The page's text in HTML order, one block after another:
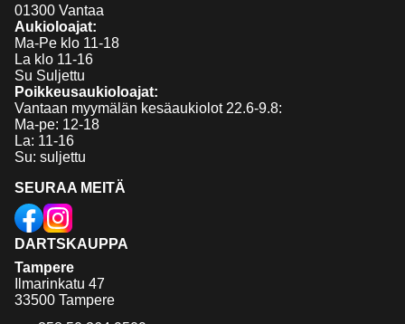
DARTSKAUPPA
Tampere
Ilmarinkatu 47
33500 Tampere
SEURAA MEITÄ
01300 Vantaa
Aukioloajat:
Ma-Pe klo 11-18
La klo 11-16
Su Suljettu
Poikkeusaukioloajat:
Vantaan myymälän kesäaukiolot 22.6-9.8:
Ma-pe: 12-18
La: 11-16
Su: suljettu